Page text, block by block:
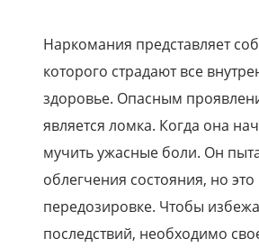
Наркомания представляет
которого страдают все
здоровье. Опасным
является ломка. Когда она
мучить ужасные боли. Он
облегчения состояния, но
передозировке. Чтобы
последствий, необходимо